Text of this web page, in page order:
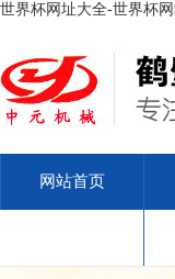
世界杯网址大全-世界杯
网站首页